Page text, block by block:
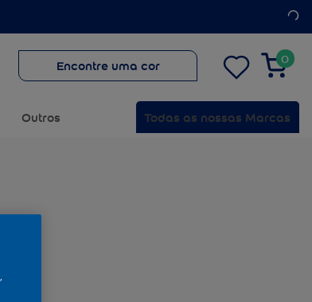
Encontre uma cor 0
Outros Todas as nossas Marcas